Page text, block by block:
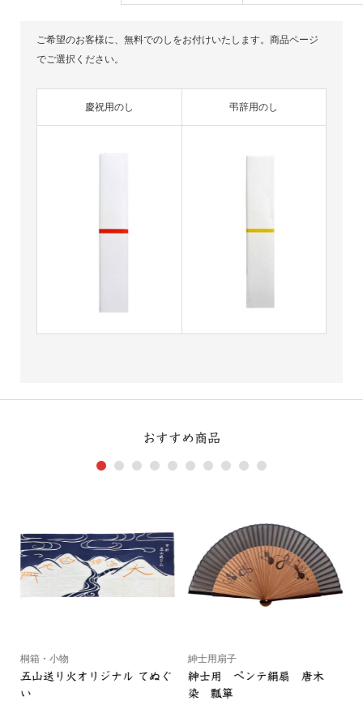
ご希望のお客様に、無料でのしをお付けいたします。商品ページ
でご選択ください。
慶祝用のし 弔辞用のし
おすすめ商品
桐箱・小物
五山送り火オリジナル てぬぐ
い
紳士用扇子
紳士用 ペンテ絹扇 唐木
染 瓢箪
1 2 3 4 5 6 7 8 9 10